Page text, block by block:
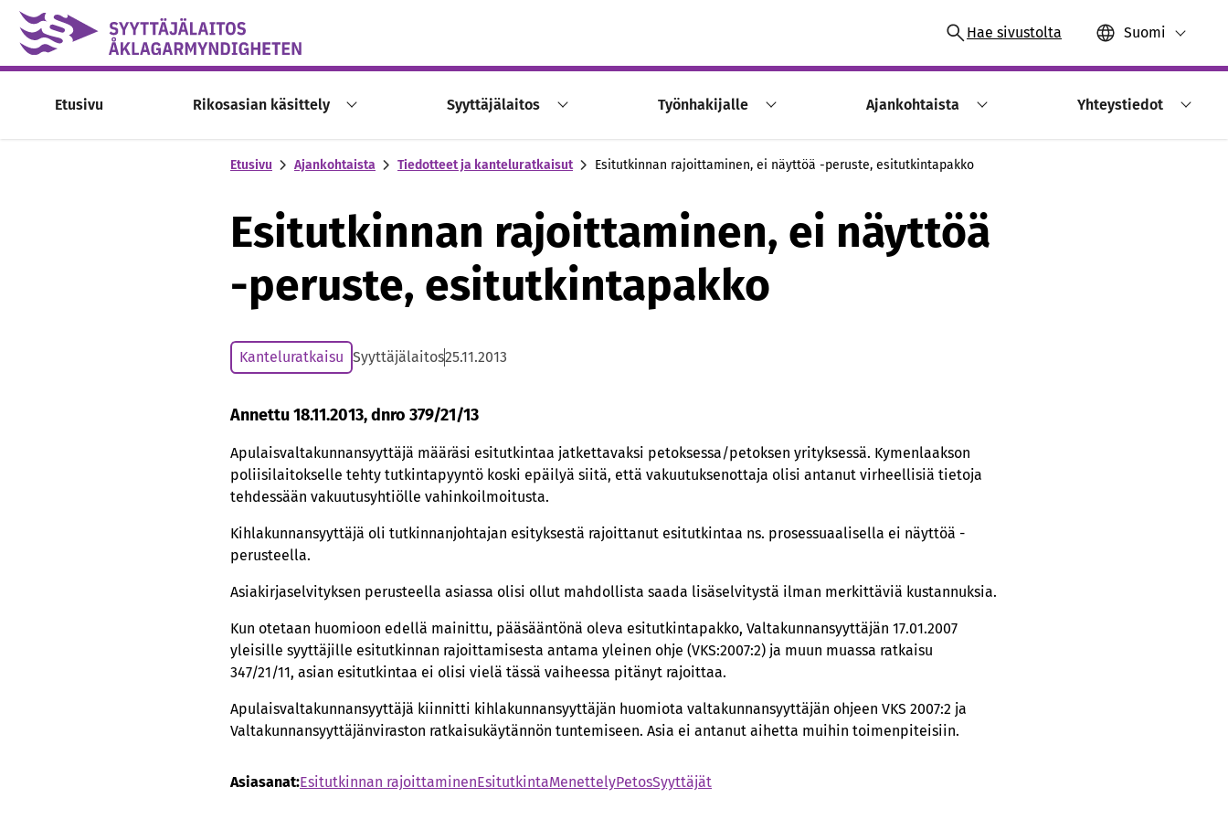
Skip to content -saavutettavuusohje
Hae sivustolta Suomi
Etusivu Rikosasian käsittely Syyttäjälaitos Työnhakijalle Ajankohtaista Yhteystiedot
Etusivu Ajankohtaista Tiedotteet ja kanteluratkaisut Esitutkinnan rajoittaminen, ei näyttöä -peruste, esitutkintapakko
Esitutkinnan rajoittaminen, ei näyttöä
-peruste, esitutkintapakko
Kanteluratkaisu Syyttäjälaitos25.11.2013
Annettu 18.11.2013, dnro 379/21/13
Apulaisvaltakunnansyyttäjä määräsi esitutkintaa jatkettavaksi petoksessa/petoksen yrityksessä. Kymenlaakson
poliisilaitokselle tehty tutkintapyyntö koski epäilyä siitä, että vakuutuksenottaja olisi antanut virheellisiä tietoja
tehdessään vakuutusyhtiölle vahinkoilmoitusta.
Kihlakunnansyyttäjä oli tutkinnanjohtajan esityksestä rajoittanut esitutkintaa ns. prosessuaalisella ei näyttöä -
perusteella.
Asiakirjaselvityksen perusteella asiassa olisi ollut mahdollista saada lisäselvitystä ilman merkittäviä kustannuksia.
Kun otetaan huomioon edellä mainittu, pääsääntönä oleva esitutkintapakko, Valtakunnansyyttäjän 17.01.2007
yleisille syyttäjille esitutkinnan rajoittamisesta antama yleinen ohje (VKS:2007:2) ja muun muassa ratkaisu
347/21/11, asian esitutkintaa ei olisi vielä tässä vaiheessa pitänyt rajoittaa.
Apulaisvaltakunnansyyttäjä kiinnitti kihlakunnansyyttäjän huomiota valtakunnansyyttäjän ohjeen VKS 2007:2 ja
Valtakunnansyyttäjänviraston ratkaisukäytännön tuntemiseen. Asia ei antanut aihetta muihin toimenpiteisiin.
Asiasanat:Esitutkinnan rajoittaminenEsitutkintaMenettelyPetosSyyttäjät